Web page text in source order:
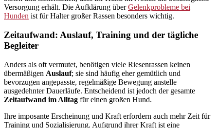
Versorgung erhält. Die Aufklärung überGelenkprobleme bei
Hunden ist für Halter großer Rassen besonders wichtig.
Zeitaufwand: Auslauf, Training und der tägliche
Begleiter
Anders als oft vermutet, benötigen viele Riesenrassen keinen
übermäßigen Auslauf; sie sind häufig eher gemütlich und
bevorzugen angepasste, regelmäßige Bewegung anstelle
ausgedehnter Dauerläufe. Entscheidend ist jedoch der gesamte
Zeitaufwand im Alltag für einen großen Hund.
Ihre imposante Erscheinung und Kraft erfordern auch mehr Zeit für
Training und Sozialisierung. Aufgrund ihrer Kraft ist eine